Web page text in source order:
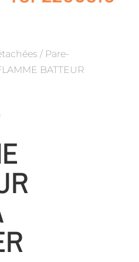
/ Pare-
BATTEUR